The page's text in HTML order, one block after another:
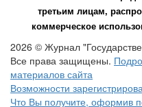
третьим лицам,
коммерческое
2026 © Журнал
Все права защищены.
материалов сайта
Возможности
Что Вы получите, оформив